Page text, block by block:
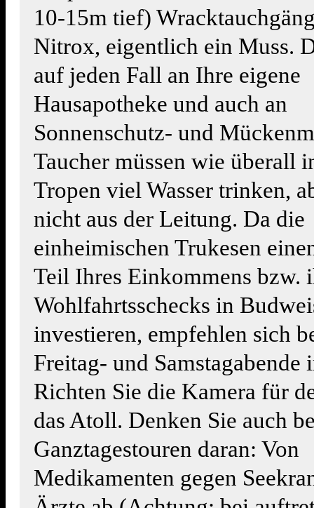
10-15m tief)
Nitrox, eigentlich ein Muss.
auf jeden Fall an Ihre eigene
Hausapotheke und auch an
Sonnenschutz- und
Taucher müssen wie überall
Tropen viel Wasser trinken,
nicht aus der Leitung. Da die
einheimischen Trukesen
Teil Ihres Einkommens bzw.
Wohlfahrtsschecks in
investieren, empfehlen sich
Freitag- und Samstagabende
Richten Sie die Kamera für
das Atoll. Denken Sie auch
Ganztagestouren daran: Von
Medikamenten gegen